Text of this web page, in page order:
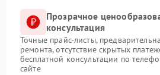
Прозрачное
консультация
Точные прайс-листы,
ремонта, отсутствие скрытых
бесплатной консультации по
сайте